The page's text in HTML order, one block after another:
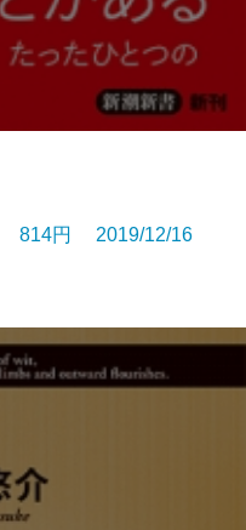
814円 2019/12/16